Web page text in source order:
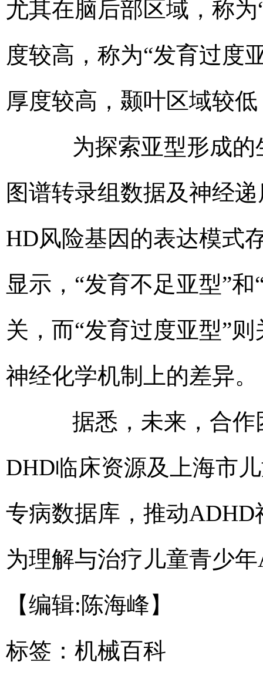
尤其在脑后部区域，称
度较高，称为“发育过度
厚度较高，颞叶区域较
为探索亚型形成的
图谱转录组数据及神经
HD风险基因的表达模式
显示，“发育不足亚型”
关，而“发育过度亚型”
神经化学机制上的差异。
据悉，未来，合作
DHD临床资源及上海市
专病数据库，推动
为理解与治疗儿童青少
【编辑:陈海峰】
标签： 机械百科